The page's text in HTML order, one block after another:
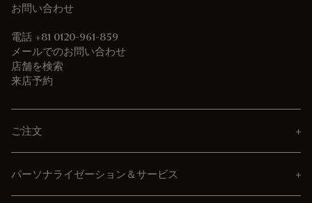
お問い合わせ
電話 +81 0120-961-859
メールでのお問い合わせ
店舗を検索
来店予約
ご注文
パーソナライゼーション＆サービス